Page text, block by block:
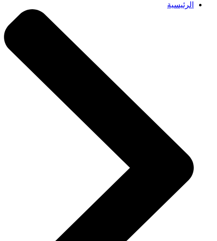
الرئيسية